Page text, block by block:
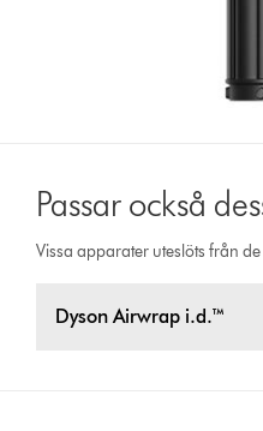
Passar också
Vissa apparater uteslöts från
Dyson Airwrap i.d.™